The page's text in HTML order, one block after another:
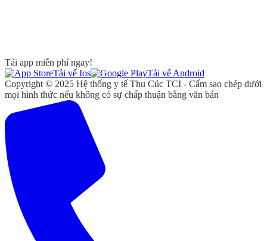
Tải app miễn phí ngay!
Tải vể Ios
Tải vể Android
Copyright © 2025 Hệ thống y tế Thu Cúc TCI - Cấm sao chép dưới
mọi hình thức nếu không có sự chấp thuận bằng văn bản